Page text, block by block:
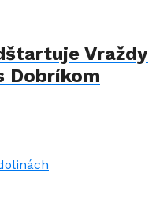
Vraždy
Dobríkom